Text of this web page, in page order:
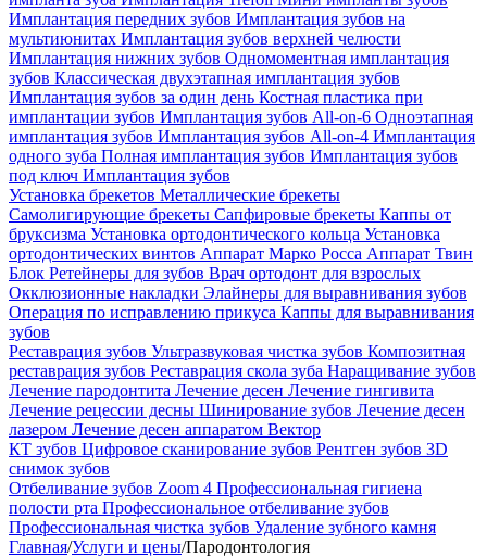
Имплантация передних зубов Имплантация зубов на
мультиюнитах Имплантация зубов верхней челюсти
Имплантация нижних зубов Одномоментная имплантация
зубов Классическая двухэтапная имплантация зубов
Имплантация зубов за один день Костная пластика при
имплантации зубов Имплантация зубов All-on-6 Одноэтапная
имплантация зубов Имплантация зубов All-on-4 Имплантация
одного зуба Полная имплантация зубов Имплантация зубов
под ключ Имплантация зубов
Установка брекетов Металлические брекеты
Самолигирующие брекеты Сапфировые брекеты Каппы от
бруксизма Установка ортодонтического кольца Установка
ортодонтических винтов Аппарат Марко Росса Аппарат Твин
Блок Ретейнеры для зубов Врач ортодонт для взрослых
Окклюзионные накладки Элайнеры для выравнивания зубов
Операция по исправлению прикуса Каппы для выравнивания
зубов
Реставрация зубов Ультразвуковая чистка зубов Композитная
реставрация зубов Реставрация скола зуба Наращивание зубов
Лечение пародонтита Лечение десен Лечение гингивита
Лечение рецессии десны Шинирование зубов Лечение десен
лазером Лечение десен аппаратом Вектор
КТ зубов Цифровое сканирование зубов Рентген зубов 3D
снимок зубов
Отбеливание зубов Zoom 4 Профессиональная гигиена
полости рта Профессиональное отбеливание зубов
Профессиональная чистка зубов Удаление зубного камня
Главная/Услуги и цены/Пародонтология